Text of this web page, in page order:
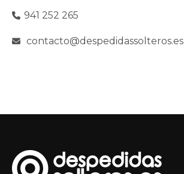
941 252 265
contacto@despedidassolteros.es